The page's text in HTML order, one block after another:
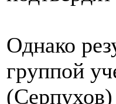
Однако
группой